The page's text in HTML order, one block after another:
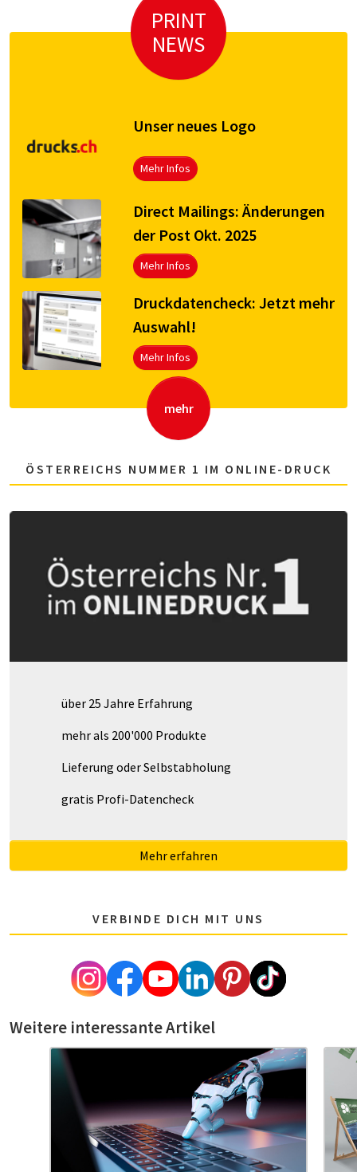
PRINT
NEWS
Unser neues Logo
Mehr Infos
Direct Mailings: Änderungen
der Post Okt. 2025
Mehr Infos
Druck­da­ten­check: Jetzt mehr
Aus­wahl!
Mehr Infos
mehr
ÖSTERREICHS NUMMER 1 IM ONLINE-DRUCK
über 25 Jahre Erfahrung
mehr als 200'000 Produkte
Lieferung oder Selbstabholung
gratis Profi-Datencheck
Mehr erfahren
VERBINDE DICH MIT UNS
Weitere interessante Artikel